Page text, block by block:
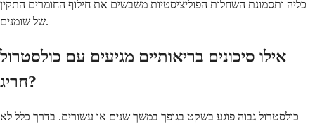
כליה ותסמונת השחלות הפוליציסטיות משבשים את חילוף החומרים התקין
של שומנים.
אילו סיכונים בריאותיים מגיעים עם כולסטרול
חריג?
כולסטרול גבוה פוגע בשקט בגופך במשך שנים או עשורים. בדרך כלל לא